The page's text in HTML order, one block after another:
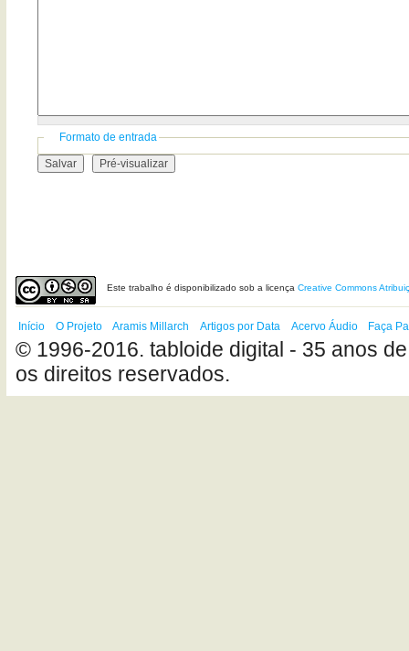
Formato de entrada
Estetrabalho é disponibilizado sob a licençaCreative Commons
Início O Projeto Aramis Millarch Artigos por Data Acervo Áudio Faça
© 1996-2016. tabloide digital - 35 anos
os direitos reservados.